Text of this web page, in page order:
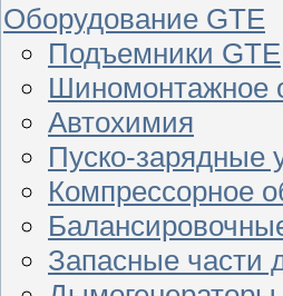
Оборудование GTE
Подъемники GTE
Шиномонтажное
Автохимия
Пуско-зарядные
Компрессорное
Запасные части